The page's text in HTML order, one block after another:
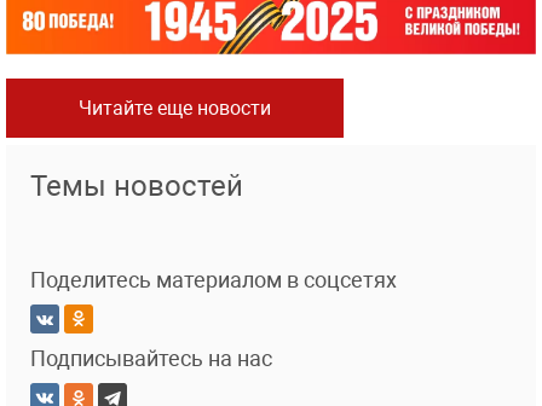
Читайте еще новости
Темы новостей
Поделитесь материалом в соцсетях
Подписывайтесь на нас